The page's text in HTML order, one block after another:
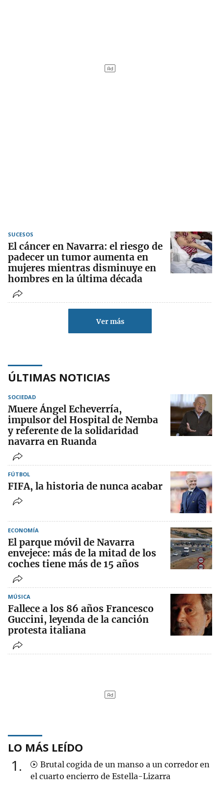
SUCESOS
El cáncer en Navarra: el riesgo de
padecer un tumor aumenta en
mujeres mientras disminuye en
hombres en la última década
Ver más
ÚLTIMAS NOTICIAS
SOCIEDAD
Muere Ángel Echeverría,
impulsor del Hospital de Nemba
y referente de la solidaridad
navarra en Ruanda
FÚTBOL
FIFA, la historia de nunca acabar
ECONOMÍA
El parque móvil de Navarra
envejece: más de la mitad de los
coches tiene más de 15 años
MÚSICA
Fallece a los 86 años Francesco
Guccini, leyenda de la canción
protesta italiana
LO MÁS LEÍDO
1
Brutal cogida de un manso a un corredor en
el cuarto encierro de Estella-Lizarra